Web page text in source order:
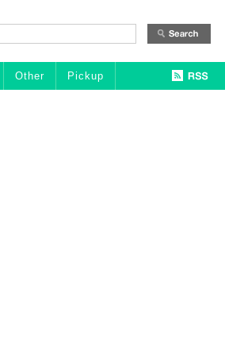
Other Pickup